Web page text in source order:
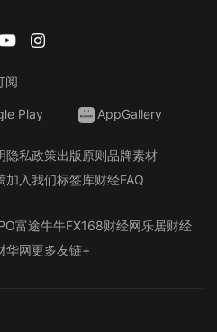
阅
Play AppGallery
隐私政策出版原则品牌素材
加入我们标签库财经FAQ
富途牛牛FX168财经网乐居财经
华网更多友链+